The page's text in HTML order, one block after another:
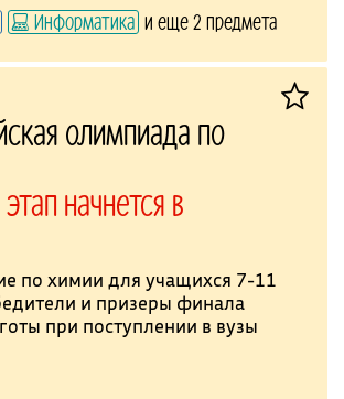
Информатика и еще 2 предмета
олимпиада по
начнется в
по химии для учащихся 7-11
и призеры финала
при поступлении в вузы